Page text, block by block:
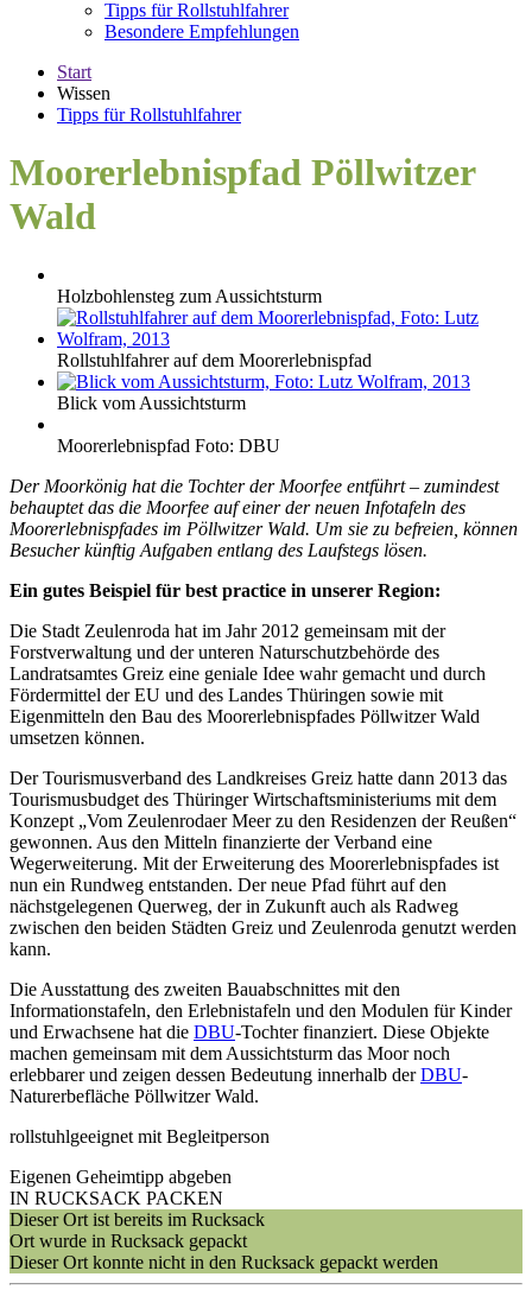
Tipps für Rollstuhlfahrer
Besondere Empfehlungen
Start
Wissen
Tipps für Rollstuhlfahrer
Moorerlebnispfad Pöllwitzer
Wald
Holzbohlensteg zum Aussichtsturm
Rollstuhlfahrer auf dem Moorerlebnispfad
Blick vom Aussichtsturm
Moorerlebnispfad Foto: DBU
Der Moorkönig hat die Tochter der Moorfee entführt – zumindest
behauptet das die Moorfee auf einer der neuen Infotafeln des
Moorerlebnispfades im Pöllwitzer Wald. Um sie zu befreien, können
Besucher künftig Aufgaben entlang des Laufstegs lösen.
Ein gutes Beispiel für best practice in unserer Region:
Die Stadt Zeulenroda hat im Jahr 2012 gemeinsam mit der
Forstverwaltung und der unteren Naturschutzbehörde des
Landratsamtes Greiz eine geniale Idee wahr gemacht und durch
Fördermittel der EU und des Landes Thüringen sowie mit
Eigenmitteln den Bau des Moorerlebnispfades Pöllwitzer Wald
umsetzen können.
Der Tourismusverband des Landkreises Greiz hatte dann 2013 das
Tourismusbudget des Thüringer Wirtschaftsministeriums mit dem
Konzept „Vom Zeulenrodaer Meer zu den Residenzen der Reußen“
gewonnen. Aus den Mitteln finanzierte der Verband eine
Wegerweiterung. Mit der Erweiterung des Moorerlebnispfades ist
nun ein Rundweg entstanden. Der neue Pfad führt auf den
nächstgelegenen Querweg, der in Zukunft auch als Radweg
zwischen den beiden Städten Greiz und Zeulenroda genutzt werden
kann.
Die Ausstattung des zweiten Bauabschnittes mit den
Informationstafeln, den Erlebnistafeln und den Modulen für Kinder
und Erwachsene hat die DBU-Tochter finanziert. Diese Objekte
machen gemeinsam mit dem Aussichtsturm das Moor noch
erlebbarer und zeigen dessen Bedeutung innerhalb derDBU-
Naturerbefläche Pöllwitzer Wald.
rollstuhlgeeignet mit Begleitperson
Eigenen Geheimtipp abgeben
IN RUCKSACK PACKEN
Dieser Ort ist bereits im Rucksack
Ort wurde in Rucksack gepackt
Dieser Ort konnte nicht in den Rucksack gepackt werden